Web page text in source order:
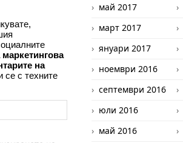
на
се с техните
май 2017
март 2017
януари 2017
ноември 2016
септември 2016
юли 2016
май 2016